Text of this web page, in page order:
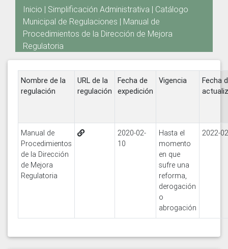
Inicio | Simplificación Administrativa | Catálogo
Municipal de Regulaciones | Manual de
Procedimientos de la Dirección de Mejora
Regulatoria
Nombre de la
regulación
URL de la
regulación
Fecha de
expedición
Vigencia
Fecha
Manual de
Procedimientos
de la Dirección
de Mejora
Regulatoria
2020-02-
10
Hasta el
momento
en que
sufre una
reforma,
derogación
o
abrogación
2022-